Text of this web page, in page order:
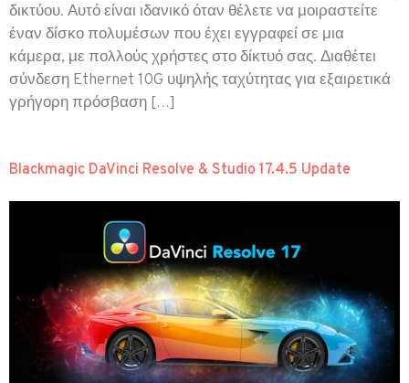
δικτύου. Αυτό είναι ιδανικό όταν θέλετε να μοιραστείτε
έναν δίσκο πολυμέσων που έχει εγγραφεί σε μια
κάμερα, με πολλούς χρήστες στο δίκτυό σας. Διαθέτει
σύνδεση Ethernet 10G υψηλής ταχύτητας για εξαιρετικά
γρήγορη πρόσβαση […]
Blackmagic DaVinci Resolve & Studio 17.4.5 Update